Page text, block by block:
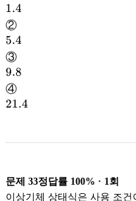
1.4
1.4
②
5.4
5.4
③
9.8
9.8
④
21.4
21.4
문제 33정답률 100% · 1 회
이상기체 상태식은 사용 조